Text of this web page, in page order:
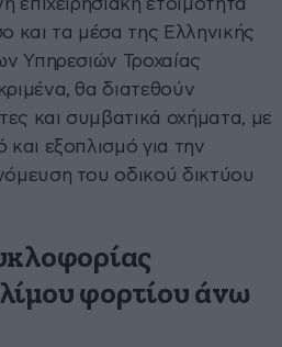
επιχειρησιακή ετοιμότητα
και τα μέσα της Ελληνικής
Υπηρεσιών Τροχαίας
θα διατεθούν
και συμβατικά οχήματα, με
εξοπλισμό για την
του οδικού δικτύου
φορτίου άνω